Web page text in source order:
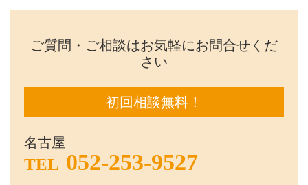
ご質問・ご相談はお気軽にお問合せくだ
さい
初回相談無料！
名古屋
TEL 052-253-9527